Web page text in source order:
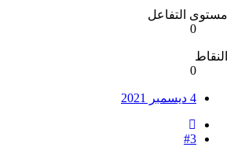
مستوى التفاعل
0
النقاط
0
4 ديسمبر 2021
#3